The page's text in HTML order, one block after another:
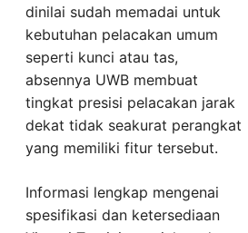
dinilai sudah memadai untuk
kebutuhan pelacakan umum
seperti kunci atau tas,
absennya UWB membuat
tingkat presisi pelacakan jarak
dekat tidak seakurat perangkat
yang memiliki fitur tersebut.
Informasi lengkap mengenai
spesifikasi dan ketersediaan